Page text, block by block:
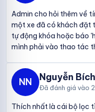
Admin cho hỏi thêm về
một xe đã có khách đặt
tự động khóa hoặc báo
mình phải vào thao tác
NN Nguyễn
Đã đánh giá vào
Thích nhất là cái bộ lọc